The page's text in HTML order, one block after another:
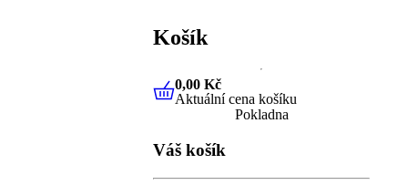
Košík
0,00 KčAktuální cena košíku
0,00 Kč
Aktuální cena košíku
Pokladna
Váš košík